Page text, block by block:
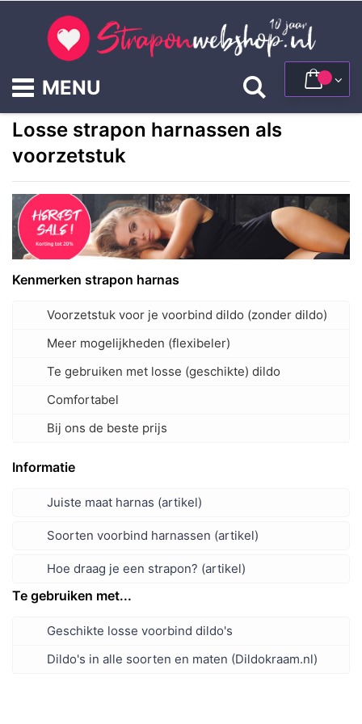
Losse strapon harnassen als
voorzetstuk
Kenmerken strapon harnas
Voorzetstuk voor je voorbind dildo (zonder dildo)
Meer mogelijkheden (flexibeler)
Te gebruiken met losse (geschikte) dildo
Comfortabel
Bij ons de beste prijs
Informatie
Juiste maat harnas (artikel)
Soorten voorbind harnassen (artikel)
Hoe draag je een strapon? (artikel)
Te gebruiken met...
Geschikte losse voorbind dildo's
Dildo's in alle soorten en maten (Dildokraam.nl)